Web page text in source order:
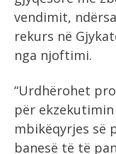
vendimit,
rekurs në
nga njoftimi.
“Urdhërohet
për
mbikëqyrjes së
banesë të të